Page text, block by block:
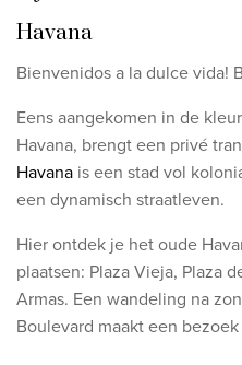
Havana
Bienvenidos a la dulce vida!
Eens aangekomen in de
Havana, brengt een privé
Havana is een stad vol
een dynamisch straatleven.
Hier ontdek je het oude
plaatsen: Plaza Vieja, Plaza
Armas. Een wandeling na
Boulevard maakt een